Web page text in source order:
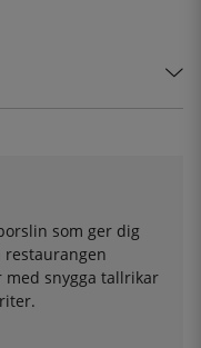
som ger dig
restaurangen
med snygga tallrikar